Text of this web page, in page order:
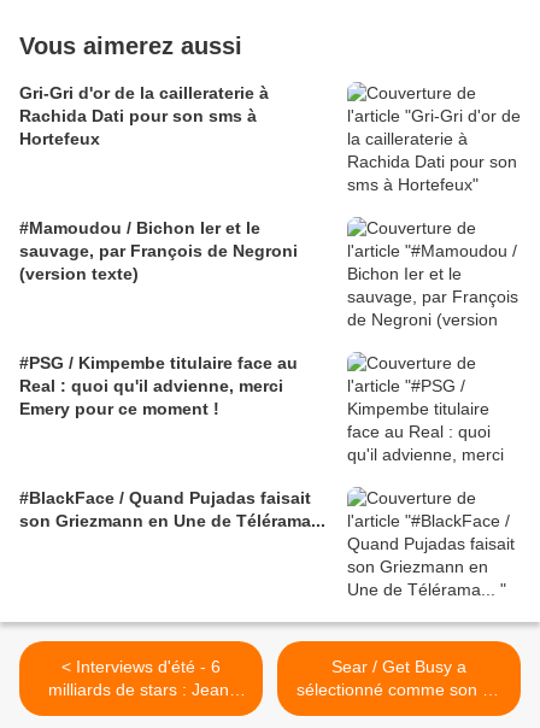
Vous aimerez aussi
Gri-Gri d'or de la cailleraterie à
Rachida Dati pour son sms à
Hortefeux
#Mamoudou / Bichon Ier et le
sauvage, par François de Negroni
(version texte)
#PSG / Kimpembe titulaire face au
Real : quoi qu'il advienne, merci
Emery pour ce moment !
#BlackFace / Quand Pujadas faisait
son Griezmann en Une de Télérama...
< Interviews d'été - 6
milliards de stars : Jean-
Philippe Ecoffey à
Sear / Get Busy a
sélectionné comme son du
jour... Semaine vacances >